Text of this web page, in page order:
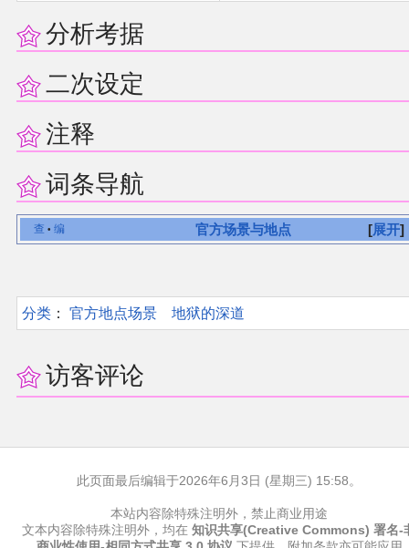
分析考据
二次设定
注释
词条导航
展开
查 • 编 官方场景与地点
分类 ：​ 官方地点场景 地狱的深道
访客评论
此页面最后编辑于2026年6月3日 (星期三) 15:58。
本站内容除特殊注明外，禁止商业用途
文本内容除特殊注明外，均在 知识共享(Creative Commons) 署名-